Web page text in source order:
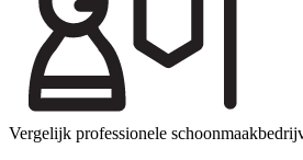
Vergelijk professionele